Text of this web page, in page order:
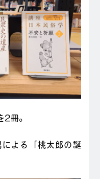
2冊。
よる「桃太郎の誕